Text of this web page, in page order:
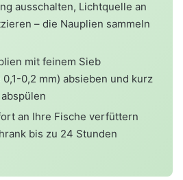
ausschalten, Lichtquelle an
– die Nauplien sammeln
mit feinem Sieb
0,2 mm) absieben und kurz
an Ihre Fische verfüttern
bis zu 24 Stunden